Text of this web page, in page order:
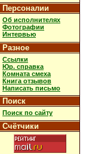
Персоналии
Об исполнителях
Фотографии
Интервью
Разное
Ссылки
Юр. справка
Комната смеха
Книга отзывов
Написать письмо
Поиск
Поиск по сайту
Счётчики